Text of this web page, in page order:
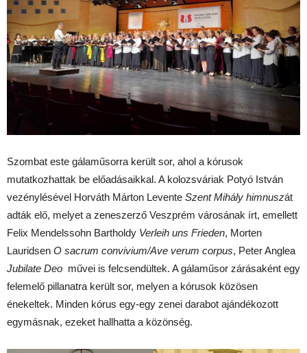
Szombat este gálaműsorra került sor, ahol a kórusok
mutatkozhattak be előadásaikkal. A kolozsváriak Potyó István
vezénylésével Horváth Márton Levente Szent Mihály himnuszát
adták elő, melyet a zeneszerző Veszprém városának írt, emellett
Felix Mendelssohn Bartholdy Verleih uns Frieden, Morten
Lauridsen O sacrum convivium/Ave verum corpus, Peter Anglea
Jubilate Deo művei is felcsendültek. A gálaműsor zárásaként egy
felemelő pillanatra került sor, melyen a kórusok közösen
énekeltek. Minden kórus egy-egy zenei darabot ajándékozott
egymásnak, ezeket hallhatta a közönség.